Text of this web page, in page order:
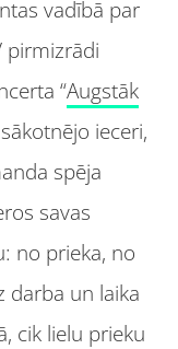
vadībā par
pirmizrādi
“Augstāk
ieceri,
spēja
savas
no prieka, no
darba un laika
cik lielu prieku